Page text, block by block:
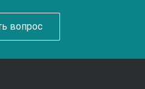
вопрос